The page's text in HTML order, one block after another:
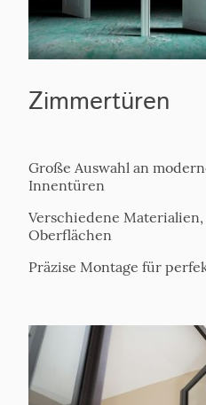
Zimmertüren
Große Auswahl an
Innentüren
Verschiedene
Oberflächen
Präzise Montage für